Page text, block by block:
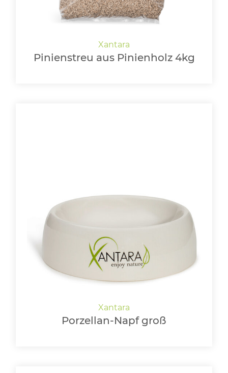
Pinienstreu aus Pinienholz 4kg
Porzellan-Napf groß